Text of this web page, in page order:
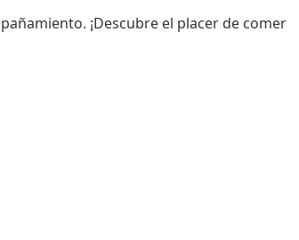
¡Descubre el placer de comer